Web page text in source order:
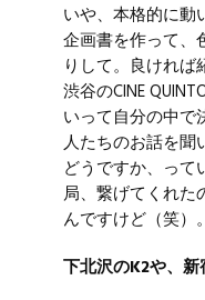
いや、本格的に動
企画書を作って、
りして。良ければ
渋谷のCINE
いって自分の中で
人たちのお話を聞
どうですか、って
局、繋げてくれた
んですけど（笑）。
下北沢のK2や、